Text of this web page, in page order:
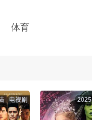
体育
电视剧 2025